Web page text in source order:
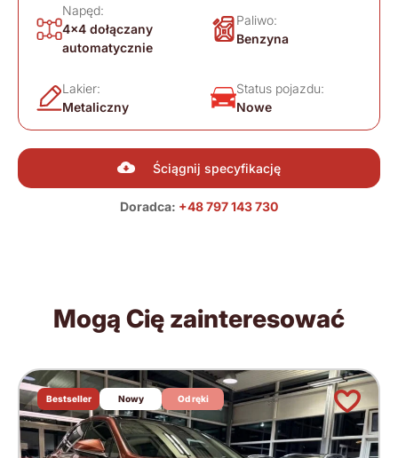
Napęd:
4x4 dołączany
automatycznie
Paliwo:
Benzyna
Lakier:
Metaliczny
Status pojazdu:
Nowe
Ściągnij specyfikację
Doradca: +48 797 143 730
Mogą Cię zainteresować
Bestseller Nowy Od ręki